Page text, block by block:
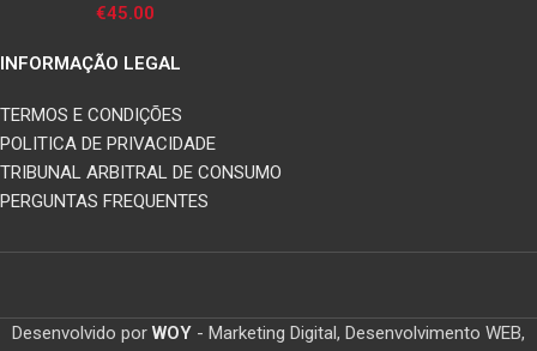
€45.00
INFORMAÇÃO LEGAL
TERMOS E CONDIÇÕES
POLITICA DE PRIVACIDADE
TRIBUNAL ARBITRAL DE CONSUMO
PERGUNTAS FREQUENTES
Desenvolvido por WOY - Marketing Digital, Desenvolvimento WEB,